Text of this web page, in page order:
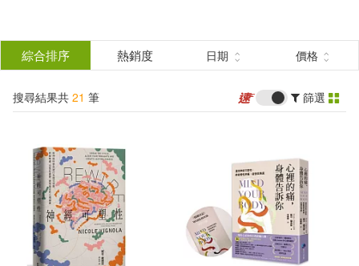
結
分類 (單選)
所有商品(21) 圖書(15)
電子書(6)
作者 (可複選)
綜合排序 熱銷度 日期 價格
搜尋結果共 21 筆 篩選